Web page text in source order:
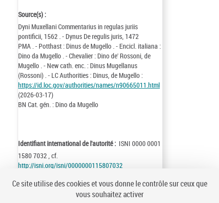
Source(s) :
Dyni Muxellani Commentarius in regulas juriis
pontificii, 1562 . - Dynus De regulis juris, 1472
PMA . - Potthast : Dinus de Mugello . - Encicl. italiana :
Dino da Mugello . - Chevalier : Dino de' Rossoni, de
Mugello . - New cath. enc. : Dinus Mugellanus
(Rossoni) . - LC Authorities : Dinus, de Mugello :
https://id.loc.gov/authorities/names/n90665011.html
(2026-03-17)
BN Cat. gén. : Dino da Mugello
Identifiant international de l'autorité : ISNI 0000 0001
1580 7032 , cf.
http://isni.org/isni/0000000115807032
Notice n° :FRBNF13482004
Mise à jour :26/03/17
Ce site utilise des cookies et vous donne le contrôle sur ceux que
vous souhaitez activer